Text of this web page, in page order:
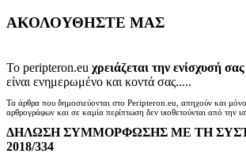
ΑΚΟΛΟΥΘΗΣΤΕ ΜΑΣ
Το peripteron.eu χρειάζεται την ενίσχυσή σας
είναι ενημερωμένο και κοντά σας.....
Τα άρθρα που δημοσιεύονται στο Peripteron.eu, απηχούν και
αρθρογράφων και σε καμία περίπτωση δεν υιοθετούνται από την
ΔΗΛΩΣΗ ΣΥΜΜΟΡΦΩΣΗΣ ΜΕ ΤΗ
2018/334